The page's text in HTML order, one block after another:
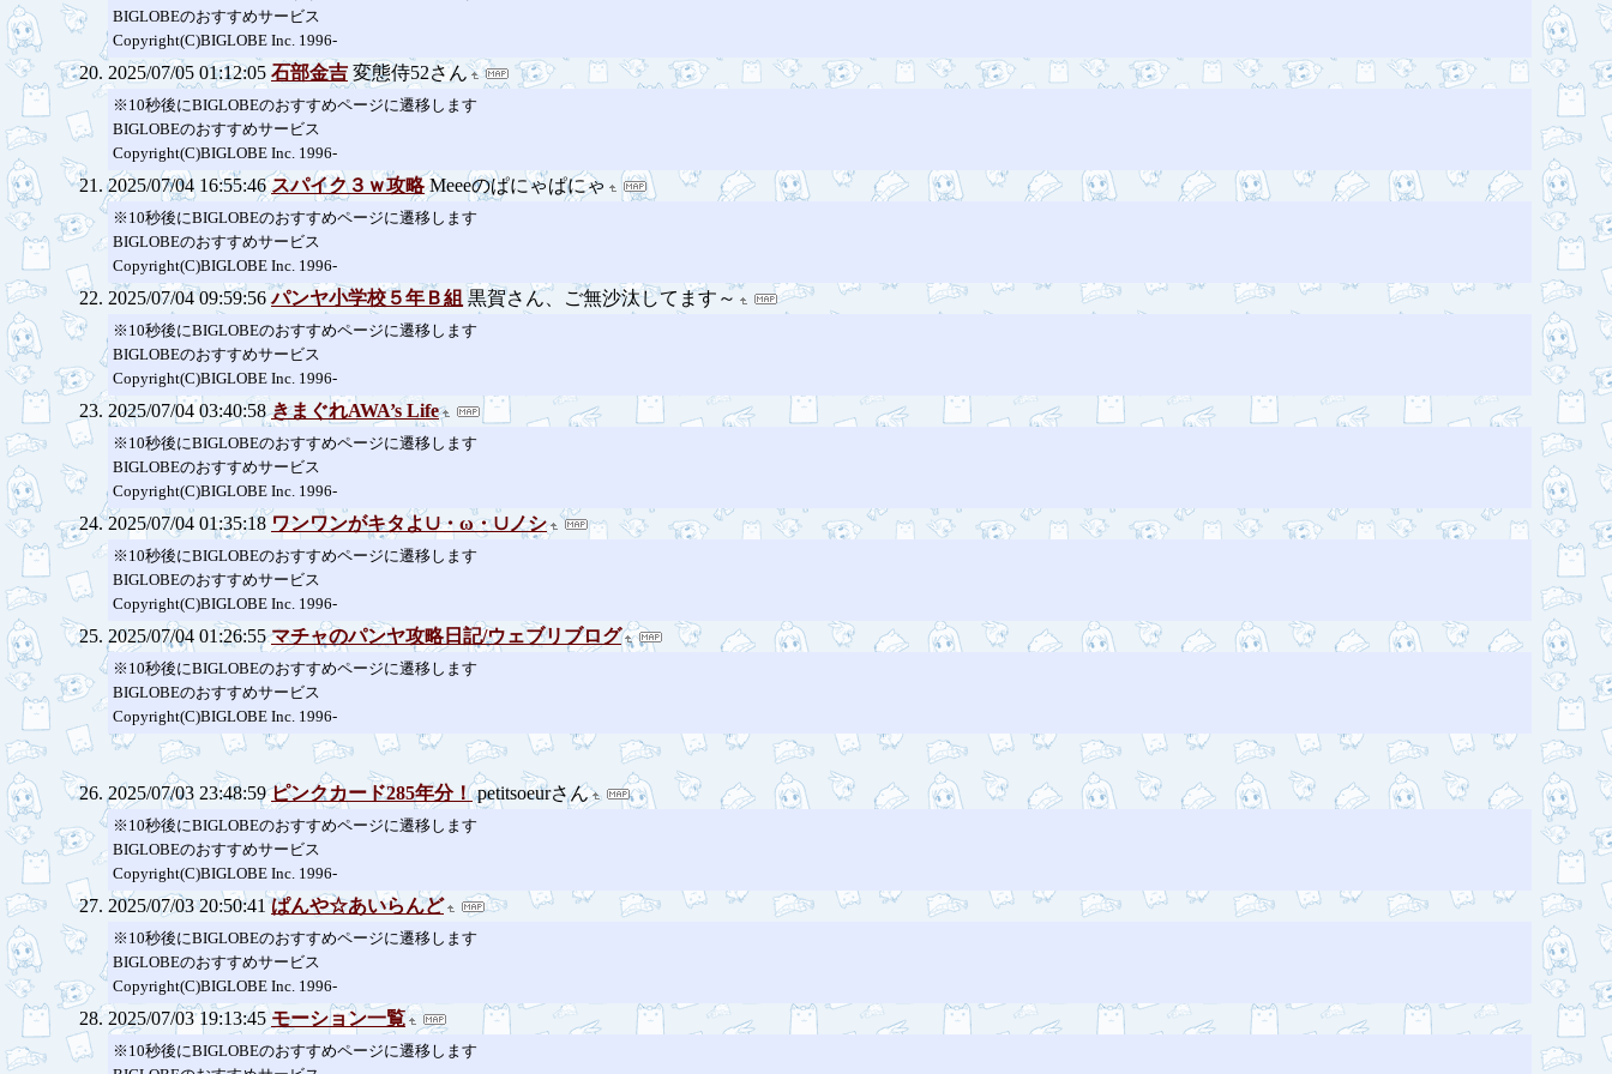
BIGLOBEのおすすめサービス
Copyright(C)BIGLOBE Inc. 1996-
2025/07/05 01:12:05 石部金吉 変態侍52さん
※10秒後にBIGLOBEのおすすめページに遷移します
BIGLOBEのおすすめサービス
Copyright(C)BIGLOBE Inc. 1996-
2025/07/04 16:55:46 スパイク３ｗ攻略 Meeeのぱにゃぱにゃ
※10秒後にBIGLOBEのおすすめページに遷移します
BIGLOBEのおすすめサービス
Copyright(C)BIGLOBE Inc. 1996-
2025/07/04 09:59:56 パンヤ小学校５年Ｂ組 黒賀さん、ご無沙汰してます～
※10秒後にBIGLOBEのおすすめページに遷移します
BIGLOBEのおすすめサービス
Copyright(C)BIGLOBE Inc. 1996-
2025/07/04 03:40:58 きまぐれAWA’s Life
※10秒後にBIGLOBEのおすすめページに遷移します
BIGLOBEのおすすめサービス
Copyright(C)BIGLOBE Inc. 1996-
2025/07/04 01:35:18 ワンワンがキタよ∪・ω・∪ノシ
※10秒後にBIGLOBEのおすすめページに遷移します
BIGLOBEのおすすめサービス
Copyright(C)BIGLOBE Inc. 1996-
2025/07/04 01:26:55 マチャのパンヤ攻略日記/ウェブリブログ
※10秒後にBIGLOBEのおすすめページに遷移します
BIGLOBEのおすすめサービス
Copyright(C)BIGLOBE Inc. 1996-
2025/07/03 23:48:59 ピンクカード285年分！ petitsoeurさん
※10秒後にBIGLOBEのおすすめページに遷移します
BIGLOBEのおすすめサービス
Copyright(C)BIGLOBE Inc. 1996-
2025/07/03 20:50:41 ぱんや☆あいらんど
※10秒後にBIGLOBEのおすすめページに遷移します
BIGLOBEのおすすめサービス
Copyright(C)BIGLOBE Inc. 1996-
2025/07/03 19:13:45 モーション一覧
※10秒後にBIGLOBEのおすすめページに遷移します